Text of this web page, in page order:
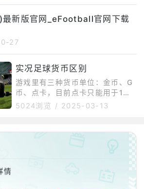
页面以eFootball™v5.0.0作为游
访问不够稳定，容易出现加载慢、
环境依赖，部分安卓手机如果缺少
GooglePlay服务，可能无法正常
下载、更新或启动游戏。再者，国
际服还可能存在地区限制，部分用
户可能遇到商店搜不到游戏、提示
设备不兼容或安装后闪退等情况。
如果选择APK手动安装，还需要开
最新版官网_eFootball官网下载
27
实况足球货币区别
游戏里有三种货币单位：金币、G
币、点卡，目前点卡只能用于1：1
兑换金币，这里就不多做讨论。金
员，建议攒满2500金币进行十连
(因为有金球保底)，鉴于长期游戏
以后玩家们大多数球员一般都能入
手，因此等到传奇球员卡池消费最
佳(比如第一期的小贝，可怜我两
发十连沉船了)G币，也就是蓝色钱
5024浏览 / 2025-03-13
情